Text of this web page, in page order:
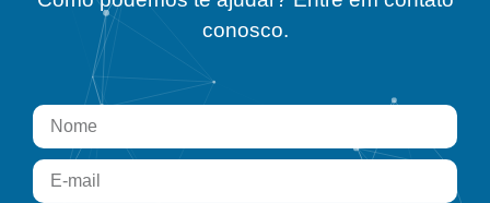
conosco.